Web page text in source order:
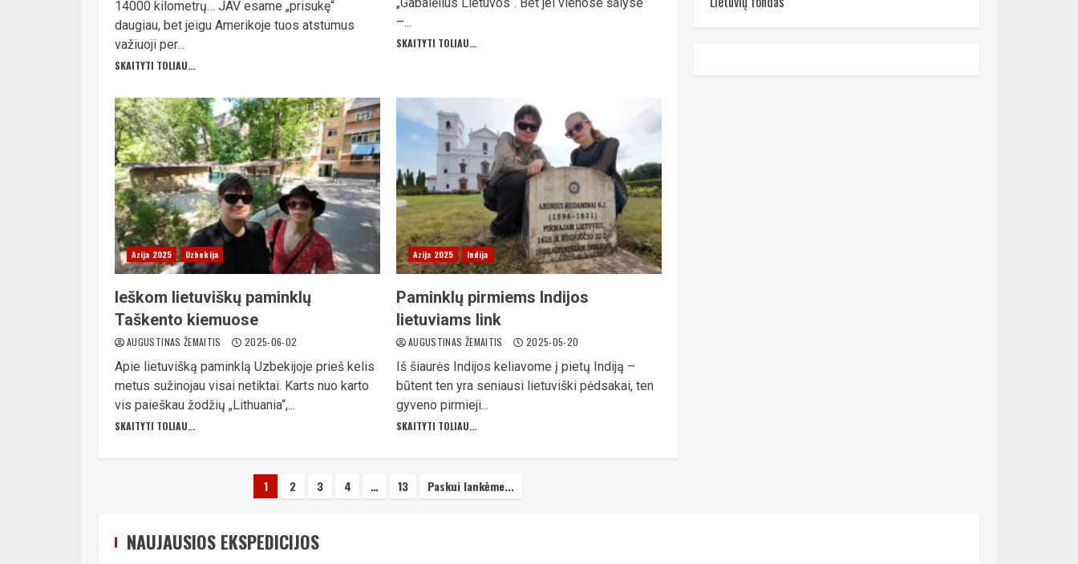
14000 kilometrų… JAV esame „prisukę“
daugiau, bet jeigu Amerikoje tuos atstumus
važiuoji per...
SKAITYTI TOLIAU...
–...
SKAITYTI TOLIAU...
Azija 2025 Uzbekija
Ieškom lietuviškų paminklų
Taškento kiemuose
AUGUSTINAS ŽEMAITIS 2025-06-02
Apie lietuvišką paminklą Uzbekijoje prieš kelis
metus sužinojau visai netiktai. Karts nuo karto
vis paieškau žodžių „Lithuania“,...
SKAITYTI TOLIAU...
Azija 2025 Indija
Paminklų pirmiems Indijos
lietuviams link
AUGUSTINAS ŽEMAITIS 2025-05-20
Iš šiaurės Indijos keliavome į pietų Indiją –
būtent ten yra seniausi lietuviški pėdsakai, ten
gyveno pirmieji...
SKAITYTI TOLIAU...
Įrašų
1 2 3 4 … 13 Paskui lankėme...
NAUJAUSIOS EKSPEDICIJOS